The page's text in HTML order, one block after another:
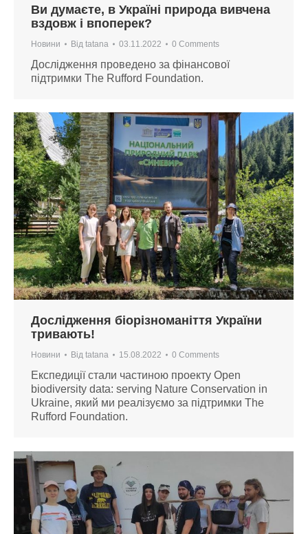
Ви думаєте, в Україні природа вивчена
вздовж і впоперек?
Новини Від tatana 03.11.2022 0 Comments
Дослідження проведено за фінансової
підтримки The Rufford Foundation.
Дослідження біорізноманіття України
тривають!
Новини Від tatana 15.08.2022 0 Comments
Експедиції стали частиною проекту Open
biodiversity data: serving Nature Conservation in
Ukraine, який ми реалізуємо за підтримки The
Rufford Foundation.